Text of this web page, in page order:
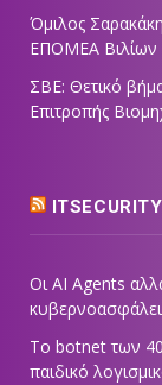
Όμιλος
ΕΠΟΜΕΑ Βιλίων
ΣΒΕ: Θετικό
Επιτροπής
Οι AI Agents
Το botnet των
παιδικό